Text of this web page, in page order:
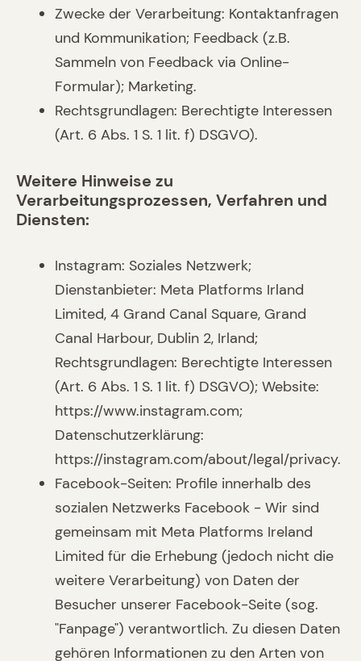
Zwecke der Verarbeitung: Kontaktanfragen
und Kommunikation; Feedback (z.B.
Sammeln von Feedback via Online-
Formular); Marketing.
Rechtsgrundlagen: Berechtigte Interessen
(Art. 6 Abs. 1 S. 1 lit. f) DSGVO).
Weitere Hinweise zu
Verarbeitungsprozessen, Verfahren und
Diensten:
Instagram: Soziales Netzwerk;
Dienstanbieter: Meta Platforms Irland
Limited, 4 Grand Canal Square, Grand
Canal Harbour, Dublin 2, Irland;
Rechtsgrundlagen: Berechtigte Interessen
(Art. 6 Abs. 1 S. 1 lit. f) DSGVO); Website:
https://www.instagram.com;
Datenschutzerklärung:
https://instagram.com/about/legal/privacy.
Facebook-Seiten: Profile innerhalb des
sozialen Netzwerks Facebook - Wir sind
gemeinsam mit Meta Platforms Ireland
Limited für die Erhebung (jedoch nicht die
weitere Verarbeitung) von Daten der
Besucher unserer Facebook-Seite (sog.
"Fanpage") verantwortlich. Zu diesen Daten
gehören Informationen zu den Arten von